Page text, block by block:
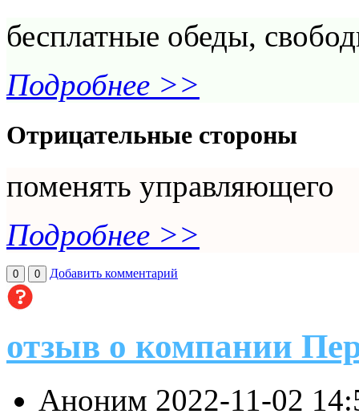
бесплатные обеды,
Подробнее >>
Отрицательные стороны
поменять управляющего
Подробнее >>
0 0 Добавить комментарий
отзыв о компании
Аноним 2022-11-02